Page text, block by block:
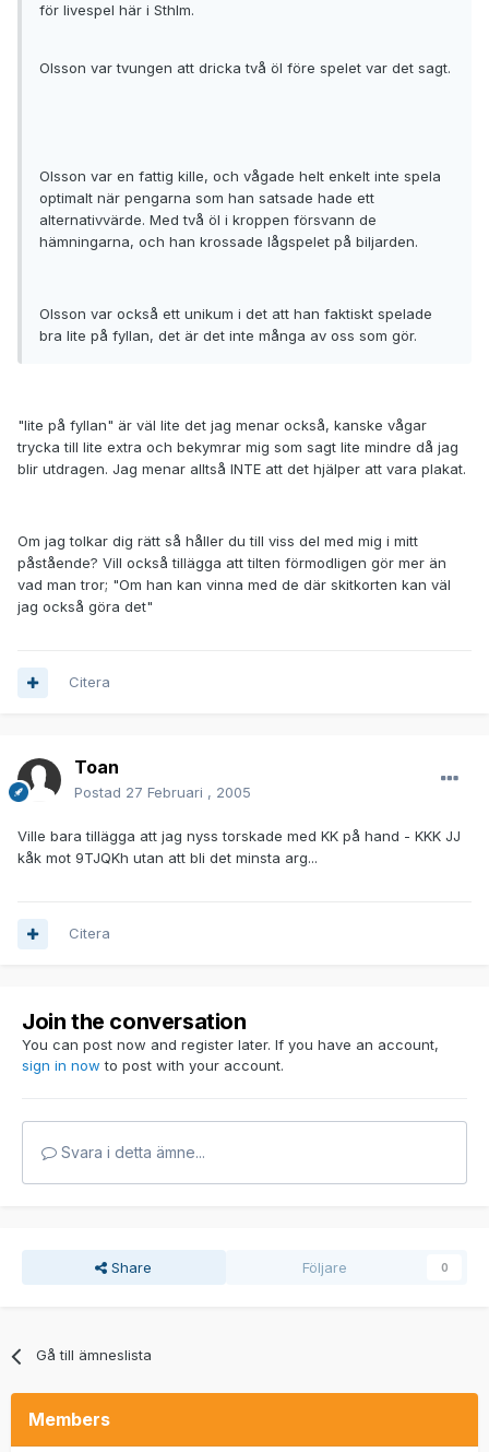
för livespel här i Sthlm.
Olsson var tvungen att dricka två öl före spelet var det sagt.
Olsson var en fattig kille, och vågade helt enkelt inte spela
optimalt när pengarna som han satsade hade ett
alternativvärde. Med två öl i kroppen försvann de
hämningarna, och han krossade lågspelet på biljarden.
Olsson var också ett unikum i det att han faktiskt spelade
bra lite på fyllan, det är det inte många av oss som gör.
"lite på fyllan" är väl lite det jag menar också, kanske vågar
trycka till lite extra och bekymrar mig som sagt lite mindre då jag
blir utdragen. Jag menar alltså INTE att det hjälper att vara plakat.
Om jag tolkar dig rätt så håller du till viss del med mig i mitt
påstående? Vill också tillägga att tilten förmodligen gör mer än
vad man tror; "Om han kan vinna med de där skitkorten kan väl
jag också göra det"
Citera
Toan
Postad 27 Februari , 2005
Ville bara tillägga att jag nyss torskade med KK på hand - KKK JJ
kåk mot 9TJQKh utan att bli det minsta arg...
Citera
Join the conversation
You can post now and register later. If you have an account,
sign in now to post with your account.
Svara i detta ämne...
Share Följare 0
Gå till ämneslista
Members